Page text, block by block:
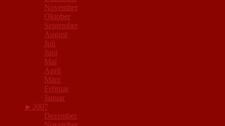
November
Oktober
September
August
Juli
Juni
Mai
April
März
Februar
Januar
► 2007
Dezember